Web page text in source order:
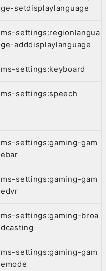
ge-setdisplaylanguage
ms-settings:regionlangua
ge-adddisplaylanguage
ms-settings:keyboard
ms-settings:speech
ms-settings:gaming-gam
ebar
ms-settings:gaming-gam
edvr
ms-settings:gaming-broa
dcasting
ms-settings:gaming-gam
emode